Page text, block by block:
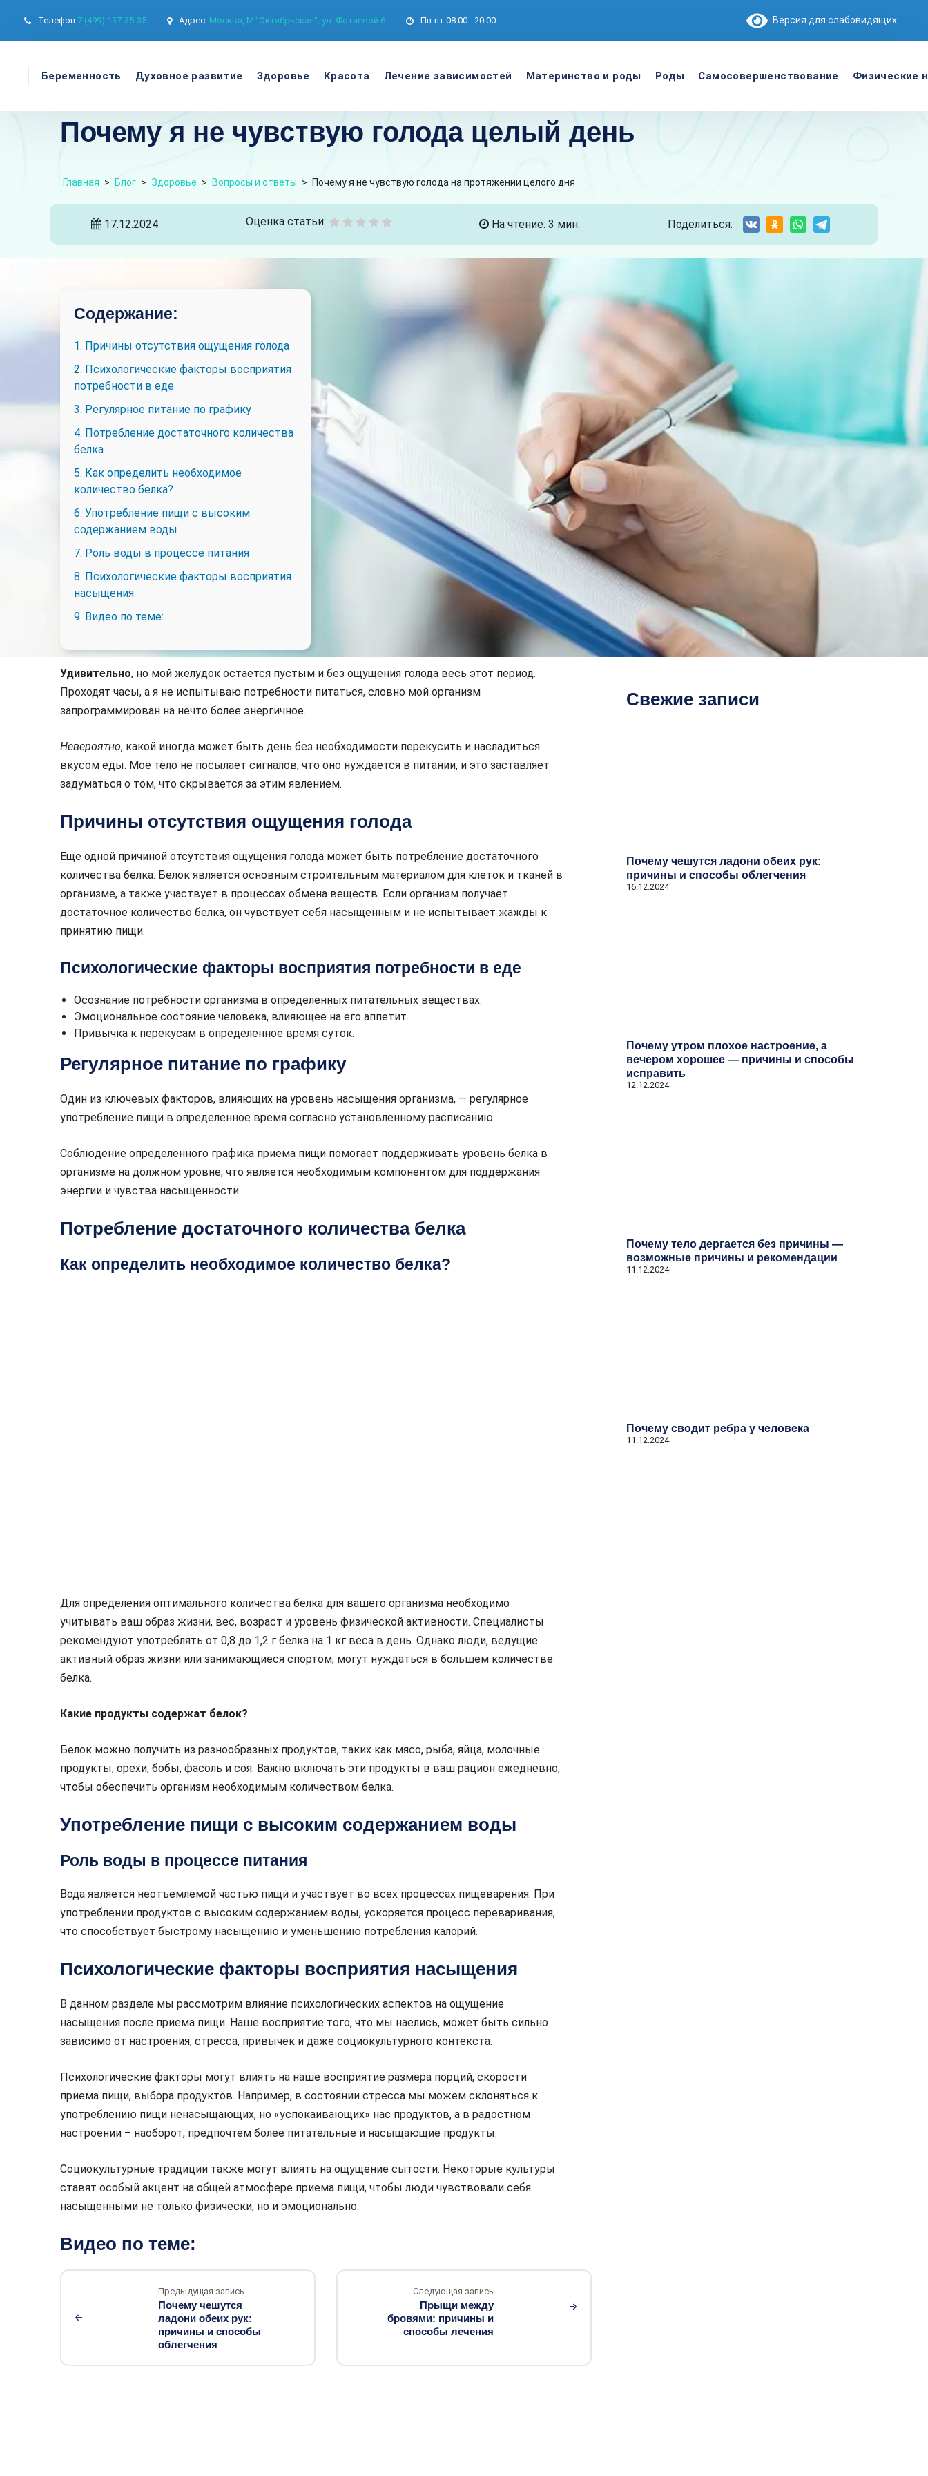
Телефон 7 (499) 137-35-35 Адрес: Москва, М."Октябрьская", ул. Фотиевой 6 Пн-пт 08:00 - 20:00. Версия для слабовидящих
Беременность Духовное развитие Здоровье Красота Лечение зависимостей Материнство и роды Роды Самосовершенствование Физические
Почему я не чувствую голода целый день
Главная > Блог > Здоровье > Вопросы и ответы > Почему я не чувствую голода на протяжении целого дня
17.12.2024 Оценка статьи: На чтение: 3 мин. Поделиться:
Содержание:
1. Причины отсутствия ощущения голода
2. Психологические факторы восприятия
потребности в еде
3. Регулярное питание по графику
4. Потребление достаточного количества
белка
5. Как определить необходимое
количество белка?
6. Употребление пищи с высоким
содержанием воды
7. Роль воды в процессе питания
8. Психологические факторы восприятия
насыщения
9. Видео по теме:
Удивительно, но мой желудок остается пустым и без ощущения голода весь этот период.
Проходят часы, а я не испытываю потребности питаться, словно мой организм
запрограммирован на нечто более энергичное.
Невероятно, какой иногда может быть день без необходимости перекусить и насладиться
вкусом еды. Моё тело не посылает сигналов, что оно нуждается в питании, и это заставляет
задуматься о том, что скрывается за этим явлением.
Причины отсутствия ощущения голода
Еще одной причиной отсутствия ощущения голода может быть потребление достаточного
количества белка. Белок является основным строительным материалом для клеток и тканей в
организме, а также участвует в процессах обмена веществ. Если организм получает
достаточное количество белка, он чувствует себя насыщенным и не испытывает жажды к
принятию пищи.
Психологические факторы восприятия потребности в еде
Осознание потребности организма в определенных питательных веществах.
Эмоциональное состояние человека, влияющее на его аппетит.
Привычка к перекусам в определенное время суток.
Регулярное питание по графику
Один из ключевых факторов, влияющих на уровень насыщения организма, — регулярное
употребление пищи в определенное время согласно установленному расписанию.
Соблюдение определенного графика приема пищи помогает поддерживать уровень белка в
организме на должном уровне, что является необходимым компонентом для поддержания
энергии и чувства насыщенности.
Потребление достаточного количества белка
Как определить необходимое количество белка?
Для определения оптимального количества белка для вашего организма необходимо
учитывать ваш образ жизни, вес, возраст и уровень физической активности. Специалисты
рекомендуют употреблять от 0,8 до 1,2 г белка на 1 кг веса в день. Однако люди, ведущие
активный образ жизни или занимающиеся спортом, могут нуждаться в большем количестве
белка.
Какие продукты содержат белок?
Белок можно получить из разнообразных продуктов, таких как мясо, рыба, яйца, молочные
продукты, орехи, бобы, фасоль и соя. Важно включать эти продукты в ваш рацион ежедневно,
чтобы обеспечить организм необходимым количеством белка.
Употребление пищи с высоким содержанием воды
Роль воды в процессе питания
Вода является неотъемлемой частью пищи и участвует во всех процессах пищеварения. При
употреблении продуктов с высоким содержанием воды, ускоряется процесс переваривания,
что способствует быстрому насыщению и уменьшению потребления калорий.
Психологические факторы восприятия насыщения
В данном разделе мы рассмотрим влияние психологических аспектов на ощущение
насыщения после приема пищи. Наше восприятие того, что мы наелись, может быть сильно
зависимо от настроения, стресса, привычек и даже социокультурного контекста.
Психологические факторы могут влиять на наше восприятие размера порций, скорости
приема пищи, выбора продуктов. Например, в состоянии стресса мы можем склоняться к
употреблению пищи ненасыщающих, но «успокаивающих» нас продуктов, а в радостном
настроении – наоборот, предпочтем более питательные и насыщающие продукты.
Социокультурные традиции также могут влиять на ощущение сытости. Некоторые культуры
ставят особый акцент на общей атмосфере приема пищи, чтобы люди чувствовали себя
насыщенными не только физически, но и эмоционально.
Видео по теме:
Предыдущая запись
Почему чешутся
ладони обеих рук:
причины и способы
облегчения
Следующая запись
Прыщи между
бровями: причины и
способы лечения
Свежие записи
Почему чешутся ладони обеих рук:
причины и способы облегчения
16.12.2024
Почему утром плохое настроение, а
вечером хорошее — причины и способы
исправить
12.12.2024
Почему тело дергается без причины —
возможные причины и рекомендации
11.12.2024
Почему сводит ребра у человека
11.12.2024